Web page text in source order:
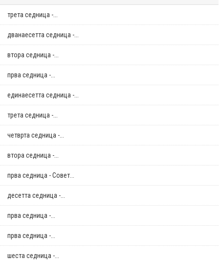
трета седница -...
дванаесетта седница -...
втора седница -...
прва седница -...
единаесетта седница -...
трета седница -...
четврта седница -...
втора седница -...
прва седница - Совет...
десетта седница -...
прва седница -...
прва седница -...
шеста седница -...